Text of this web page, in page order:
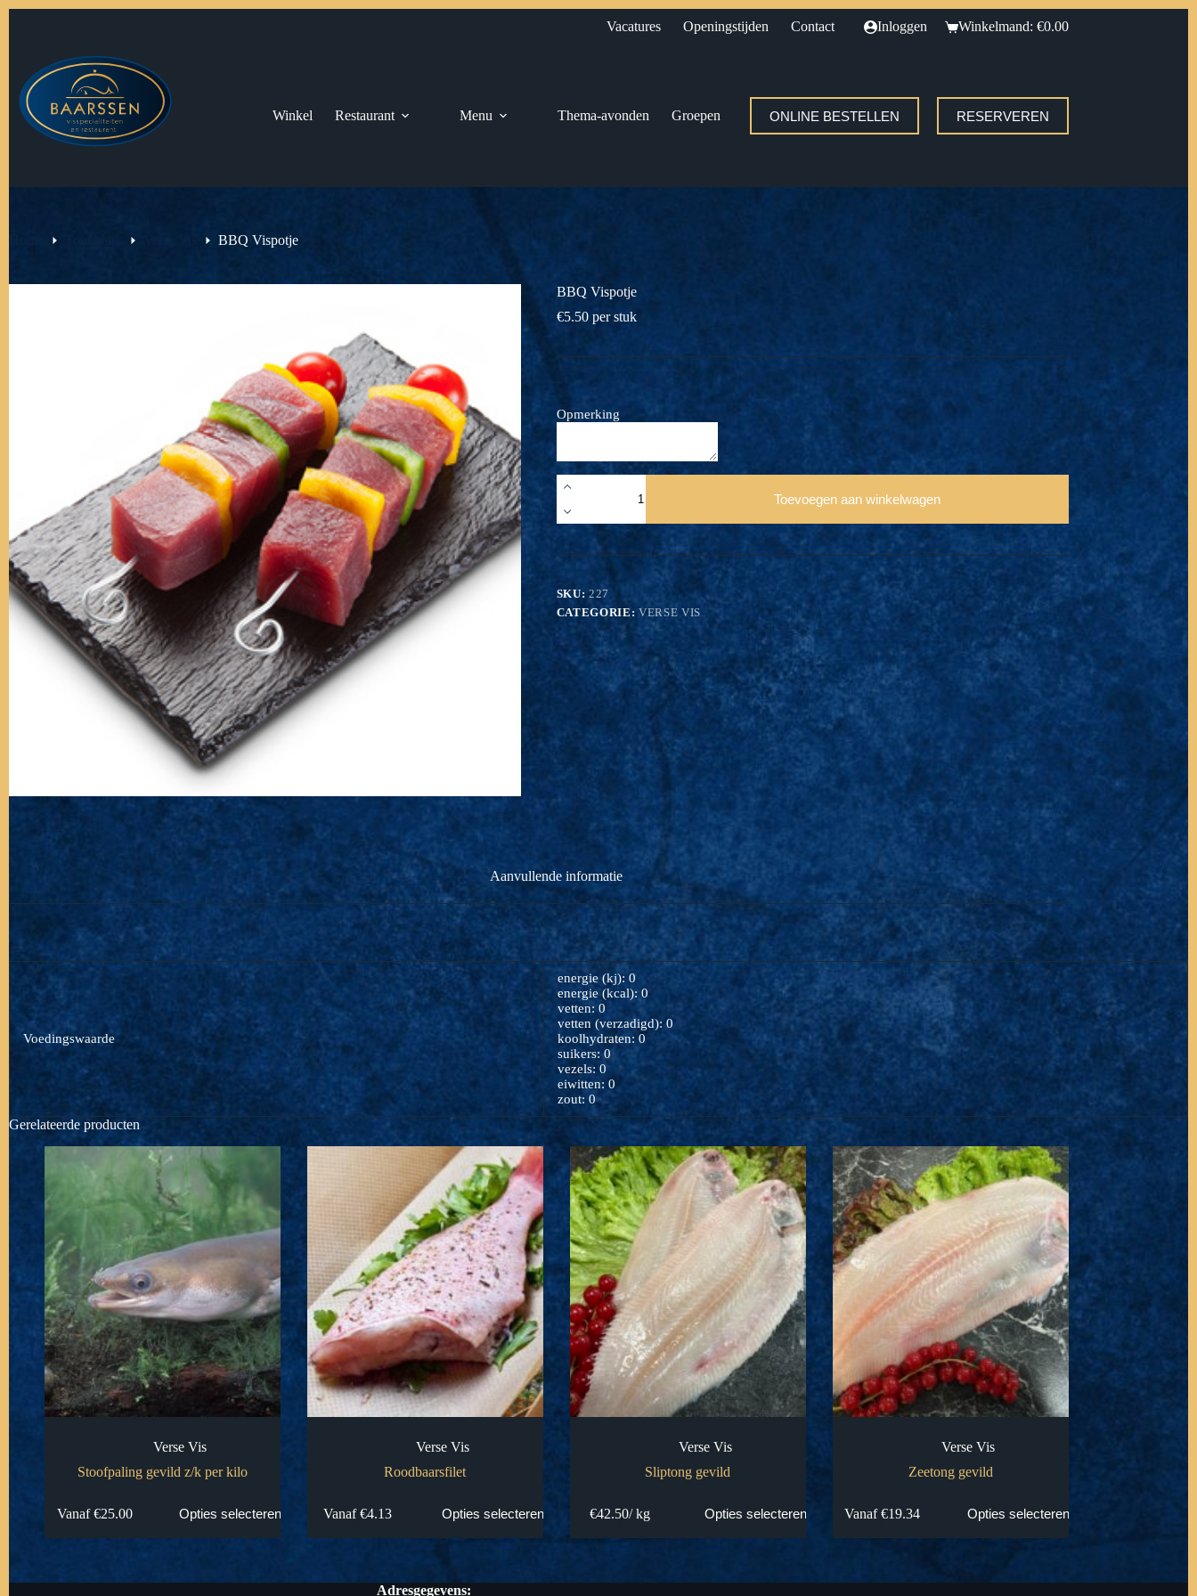
inhoud
Vacatures Openingstijden Contact Inloggen Winkelmand: €0.00
Winkel Restaurant Menu Thema-avonden Groepen ONLINE BESTELLEN RESERVEREN
BBQ Vispotje
BBQ Vispotje
€5.50 per stuk
Opmerking
BBQ
aantal
Toevoegen aan winkelwagen
SKU:227
CATEGORIE: VERSE VIS
Aanvullende informatie
Voedingswaarde
energie (kj): 0
energie (kcal): 0
vetten: 0
vetten (verzadigd): 0
koolhydraten: 0
suikers: 0
vezels: 0
eiwitten: 0
zout: 0
Gerelateerde producten
Verse Vis
Stoofpaling gevild z/k per kilo
Vanaf €25.00 Opties selecteren
product
Deze
Verse Vis
Roodbaarsfilet
Vanaf €4.13 Opties selecteren
product
Deze
Verse Vis
Sliptong gevild
€42.50/ kg Opties selecteren
Verse Vis
Zeetong gevild
Vanaf €19.34 Opties selecteren
product
Deze
Adresgegevens: